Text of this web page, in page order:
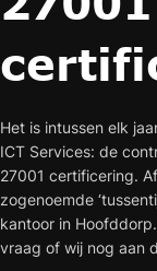
Het is intussen elk
ICT Services: de
27001 certificering.
zogenoemde
kantoor in
vraag of wij nog aan